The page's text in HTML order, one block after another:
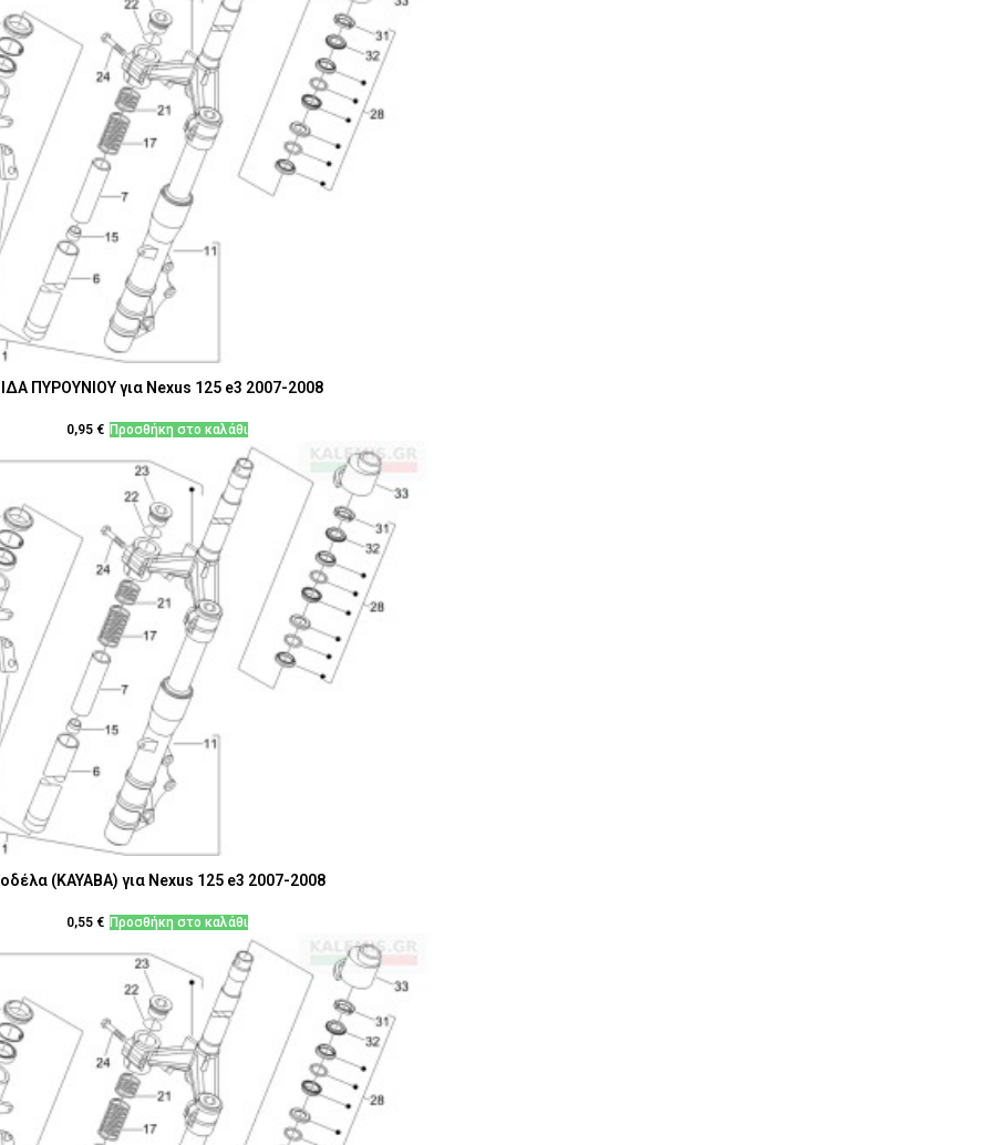
ΠΥΡΟΥΝΙΟΥ για Nexus 125 e3 2007-2008
0,95 € Προσθήκη στο καλάθι
(KAYABA) για Nexus 125 e3 2007-2008
0,55 € Προσθήκη στο καλάθι